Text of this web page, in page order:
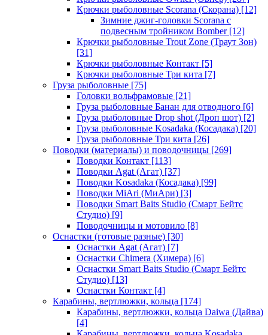
Крючки рыболовные Scorana (Скорана) [12]
Зимние джиг-головки Scorana с
подвесным тройником Bomber[12]
Крючки рыболовные Trout Zone (Траут Зон)
[31]
Крючки рыболовные Контакт [5]
Крючки рыболовные Три кита [7]
Груза рыболовные [75]
Головки вольфрамовые [21]
Груза рыболовные Банан для отводного [6]
Груза рыболовные Drop shot (Дроп шот) [2]
Груза рыболовные Kosadaka (Косадака) [20]
Груза рыболовные Три кита [26]
Поводки (материалы) и поводочницы [269]
Поводки Контакт [113]
Поводки Agat (Агат) [37]
Поводки Kosadaka (Косадака) [99]
Поводки MiAri (МиАри) [3]
Поводки Smart Baits Studio (Смарт Бейтс
Студио) [9]
Поводочницы и мотовило [8]
Оснастки (готовые разные) [30]
Оснастки Agat (Агат) [7]
Оснастки Chimera (Химера) [6]
Оснастки Smart Baits Studio (Смарт Бейтс
Студио) [13]
Оснастки Контакт [4]
Карабины, вертлюжки, кольца [174]
Карабины, вертлюжки, кольца Daiwa (Дайва)
[4]